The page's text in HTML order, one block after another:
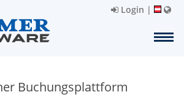
Login |
Buchungsplattform